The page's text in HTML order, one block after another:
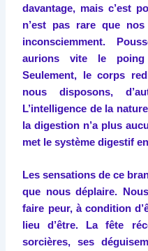
davantage, mais c’est
n’est pas rare que
inconsciemment.
aurions vite le poing
Seulement, le corps
nous disposons,
L’intelligence de la
la digestion n’a plus
met le système digestif
Les sensations de ce
que nous déplaire.
faire peur, à condition
lieu d’être. La fête
sorcières, ses